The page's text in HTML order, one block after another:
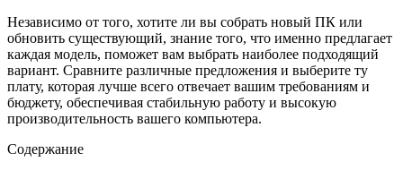
Независимо от того, хотите ли вы собрать новый ПК или
обновить существующий, знание того, что именно предлагает
каждая модель, поможет вам выбрать наиболее подходящий
вариант. Сравните различные предложения и выберите ту
плату, которая лучше всего отвечает вашим требованиям и
бюджету, обеспечивая стабильную работу и высокую
производительность вашего компьютера.
Содержание